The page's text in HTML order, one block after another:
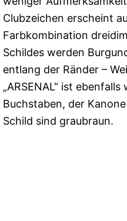
Clubzeichen erscheint
Farbkombination
Schildes werden
entlang der Ränder –
„ARSENAL“ ist
Buchstaben, der
Schild sind graubraun.